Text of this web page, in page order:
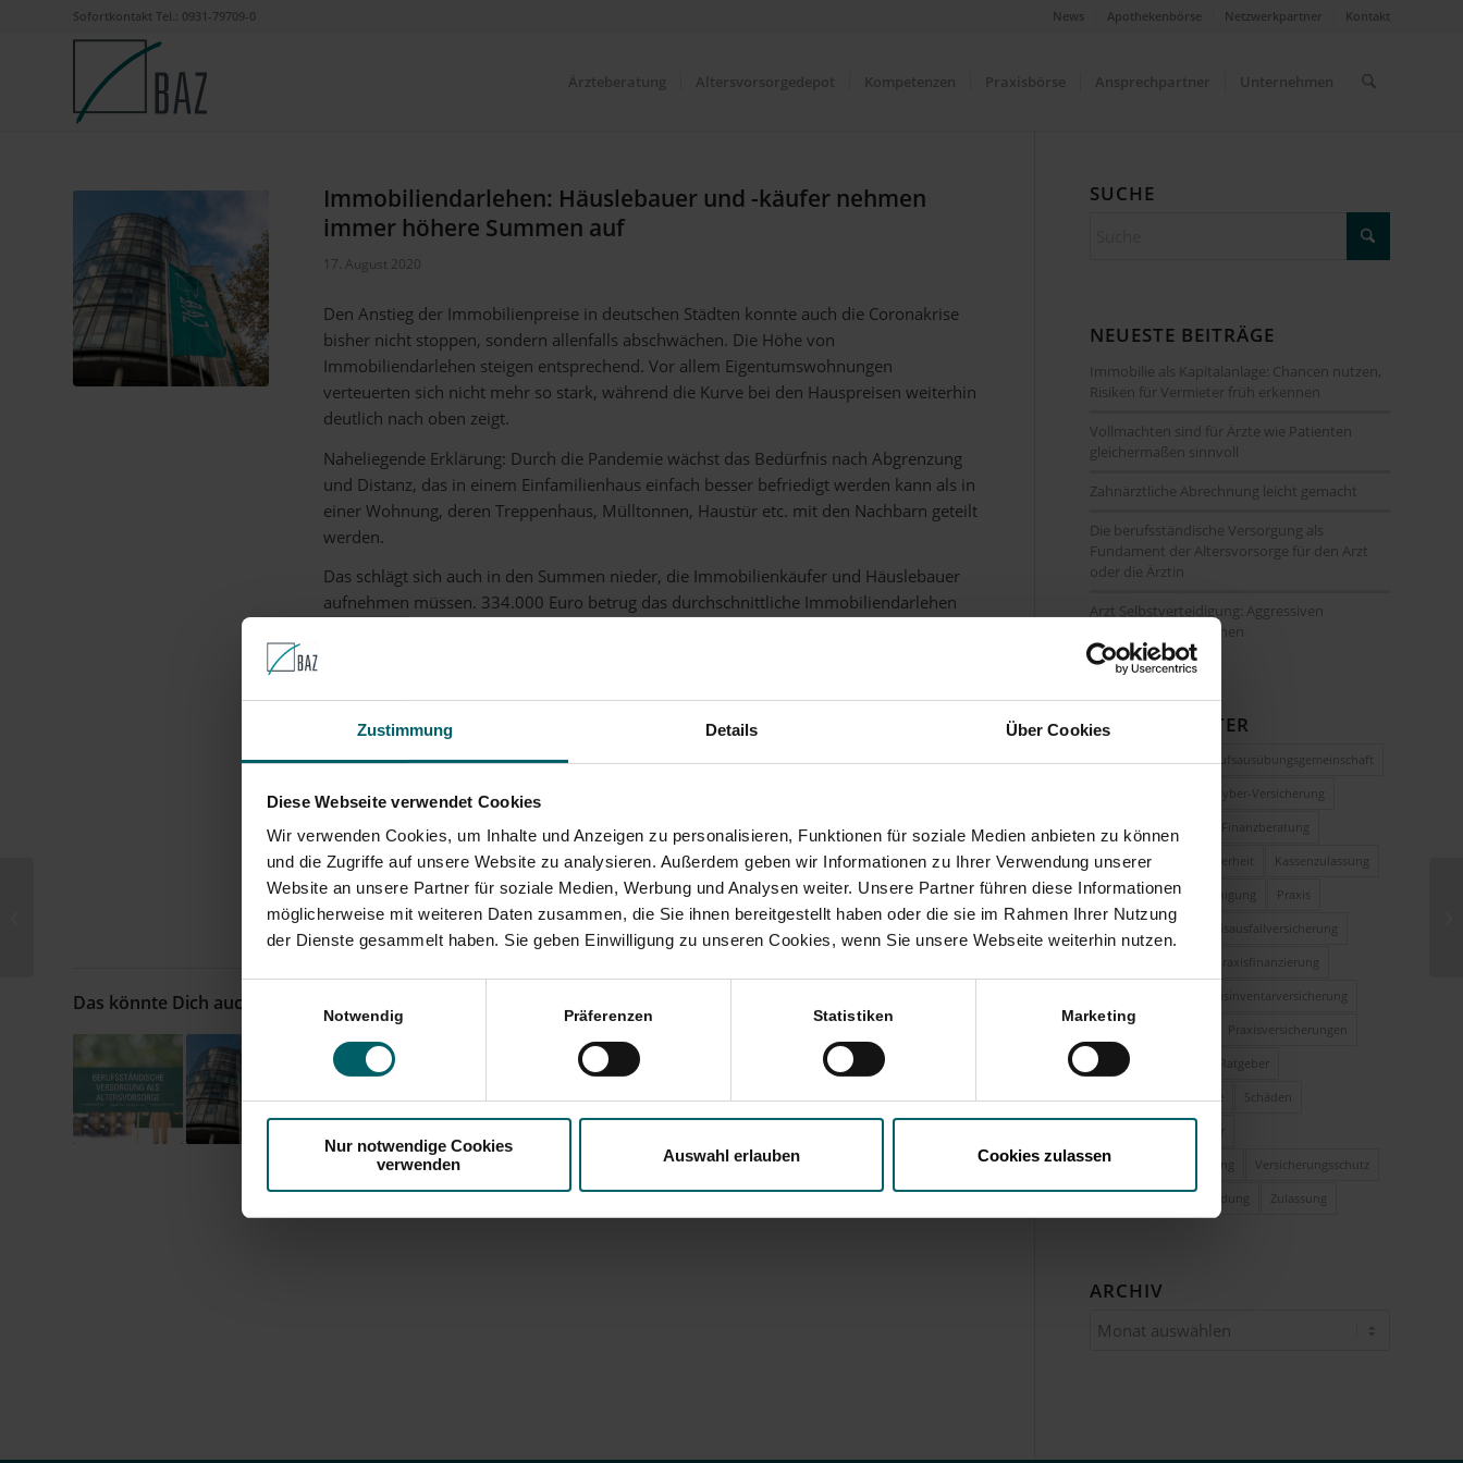
Zustimmung Details Über Cookies
Diese Webseite verwendet Cookies
Wir verwenden Cookies, um Inhalte und Anzeigen zu personalisieren, Funktionen für soziale Medien anbieten zu können
und die Zugriffe auf unsere Website zu analysieren. Außerdem geben wir Informationen zu Ihrer Verwendung unserer
Website an unsere Partner für soziale Medien, Werbung und Analysen weiter. Unsere Partner führen diese Informationen
möglicherweise mit weiteren Daten zusammen, die Sie ihnen bereitgestellt haben oder die sie im Rahmen Ihrer Nutzung
der Dienste gesammelt haben. Sie geben Einwilligung zu unseren Cookies, wenn Sie unsere Webseite weiterhin nutzen.
Notwendig Präferenzen Statistiken Marketing
Nur notwendige Cookies
verwenden
Auswahl erlauben Cookies zulassen
News Apothekenbörse Netzwerkpartner Kontakt
Sofortkontakt Tel.: 0931-79709-0
Ärzteberatung Altersvorsorgedepot Kompetenzen Praxisbörse Ansprechpartner Unternehmen
Immobiliendarlehen: Häuslebauer und -käufer nehmen
immer höhere Summen auf
17. August 2020
Den Anstieg der Immobilienpreise in deutschen Städten konnte auch die Coronakrise
bisher nicht stoppen, sondern allenfalls abschwächen. Die Höhe von
Immobiliendarlehen steigen entsprechend. Vor allem Eigentumswohnungen
verteuerten sich nicht mehr so stark, während die Kurve bei den Hauspreisen weiterhin
deutlich nach oben zeigt.
Naheliegende Erklärung: Durch die Pandemie wächst das Bedürfnis nach Abgrenzung
und Distanz, das in einem Einfamilienhaus einfach besser befriedigt werden kann als in
einer Wohnung, deren Treppenhaus, Mülltonnen, Haustür etc. mit den Nachbarn geteilt
werden.
Das schlägt sich auch in den Summen nieder, die Immobilienkäufer und Häuslebauer
aufnehmen müssen. 334.000 Euro betrug das durchschnittliche Immobiliendarlehen
DieZinsbindungsdauerist mit 14 bzw. (bei Anschlussfinanzierung) 13 Jahren nach wie
vor hoch – den niedrigen Zinsen sei Dank.
Wir helfen Ihnen weiter.
Das könnte Dich auch interessieren
SUCHE
NEUESTE BEITRÄGE
Immobilie als Kapitalanlage: Chancen nutzen,
Risiken für Vermieter früh erkennen
Vollmachten sind für Ärzte wie Patienten
gleichermaßen sinnvoll
Zahnärztliche Abrechnung leicht gemacht
Die berufsständische Versorgung als
Fundament der Altersvorsorge für den Arzt
oder die Ärztin
Arzt Selbstverteidigung: Aggressiven
Patient:innen begegnen
SCHLAGWÖRTER
Altersvorsorge Berufsausübungsgemeinschaft
Cyber-Versicherung
Existenzgründung Finanzberatung
Homeoffice IT-Sicherheit Kassenzulassung
Kassenärztliche Vereinigung Praxis
Praxisabgabe Praxisausfallversicherung
Praxisfinanzierung
Praxisinventarversicherung
Praxismanagement Praxisversicherungen
Praxisübernahme Ratgeber
Rechtsschutz für Ärzte Schäden
Telematikinfrastruktur
Unternehmensberatung Versicherungsschutz
Weiterbildung Zulassung
ARCHIV